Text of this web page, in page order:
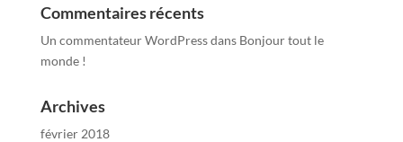
Commentaires récents
Un commentateur WordPressdans Bonjour tout le
monde !
Archives
février 2018